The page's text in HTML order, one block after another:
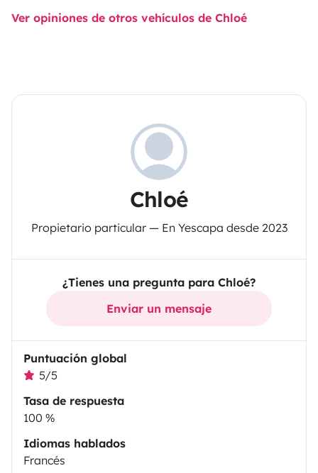
Ver opiniones de otros vehículos de Chloé
Chloé
Propietario particular — En Yescapa desde 2023
¿Tienes una pregunta para Chloé?
Enviar un mensaje
Puntuación global
5/5
Tasa de respuesta
100 %
Idiomas hablados
Francés